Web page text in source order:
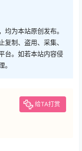
为本站原创发布。
制、盗用、采集、
台。如若本站内容侵
给TA打赏